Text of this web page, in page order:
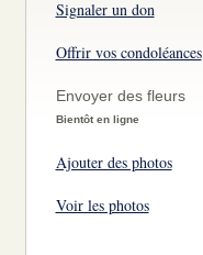
Signaler un don
Offrir vos condoléances
Envoyer des fleurs
Bientôt en ligne
Ajouter des photos
Voir les photos